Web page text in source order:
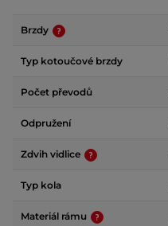
Brzdy
Typ kotoučové brzdy
Počet převodů
Odpružení
Zdvih vidlice
Typ kola
Materiál rámu